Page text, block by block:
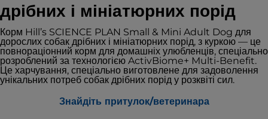
дрібних і мініатюрних порід
Корм Hill’s SCIENCE PLAN Small & Mini Adult Dog для
дорослих собак дрібних і мініатюрних порід, з куркою — це
повнораціонний корм для домашніх улюбленців, спеціально
розроблений за технологією ActivBiome+ Multi-Benefit.
Це харчування, спеціально виготовлене для задоволення
унікальних потреб собак дрібних порід у розквіті сил.
Знайдіть притулок/ветеринара